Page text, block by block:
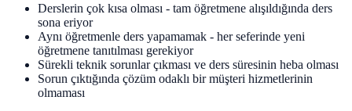
Derslerin çok kısa olması - tam öğretmene alışıldığında ders
sona eriyor
Aynı öğretmenle ders yapamamak - her seferinde yeni
öğretmene tanıtılması gerekiyor
Sürekli teknik sorunlar çıkması ve ders süresinin heba olması
Sorun çıktığında çözüm odaklı bir müşteri hizmetlerinin
olmaması